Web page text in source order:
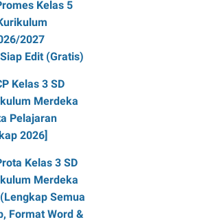
Kelas 5
2027
Edit (Gratis)
Kelas 3 SD
Merdeka
Pelajaran
2026]
Kelas 3 SD
Merdeka
Semua
Format Word &